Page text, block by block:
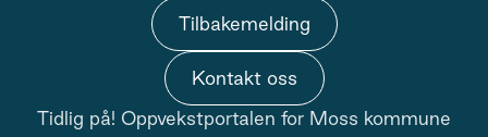
Tidlig på! Oppvekstportalen for Moss kommune
Tilbakemelding
Kontakt oss